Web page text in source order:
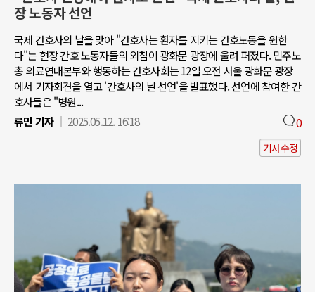
장 노동자 선언
국제 간호사의 날을 맞아 "간호사는 환자를 지키는 간호노동을 원한
다"는 현장 간호 노동자들의 외침이 광화문 광장에 울려 퍼졌다. 민주노
총 의료연대본부와 행동하는 간호사회는 12일 오전 서울 광화문 광장
에서 기자회견을 열고 '간호사의 날 선언'을 발표했다. 선언에 참여한 간
호사들은 "병원...
류민 기자
2025.05.12. 16:18 0
기사수정